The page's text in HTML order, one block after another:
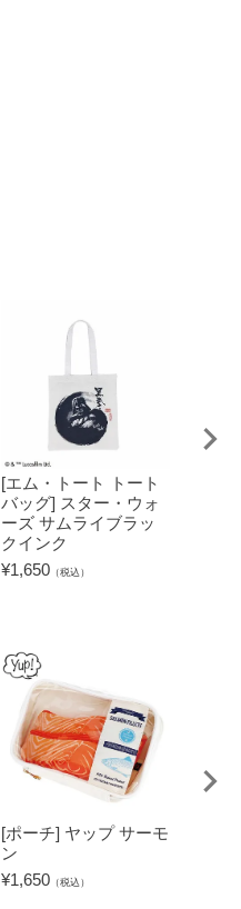
[エム・トート トート
バッグ] スター・ウォ
ーズ サムライブラッ
クインク
¥1,650 （税込）
[ポーチ] ヤップ サーモ
ン
¥1,650 （税込）